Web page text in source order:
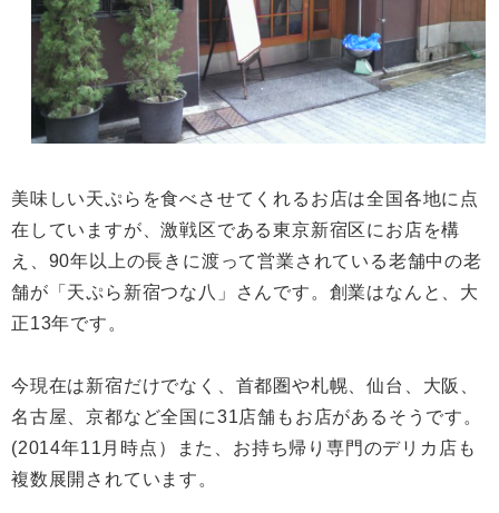
美味しい天ぷらを食べさせてくれるお店は全国各地に点
在していますが、激戦区である東京新宿区にお店を構
え、90年以上の長きに渡って営業されている老舗中の老
舗が「天ぷら新宿つな八」さんです。創業はなんと、大
正13年です。
今現在は新宿だけでなく、首都圏や札幌、仙台、大阪、
名古屋、京都など全国に31店舗もお店があるそうです。
(2014年11月時点）また、お持ち帰り専門のデリカ店も
複数展開されています。